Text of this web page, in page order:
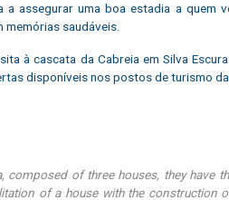
assegurar uma boa estadia a quem
memórias saudáveis.
à cascata da Cabreia em Silva
disponíveis nos postos de turismo
composed of three houses, they
of a house with the